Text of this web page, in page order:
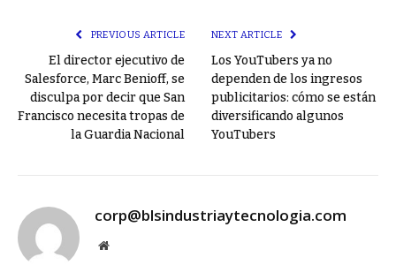
PREVIOUS ARTICLE
El director ejecutivo de
Salesforce, Marc Benioff, se
disculpa por decir que San
Francisco necesita tropas de
la Guardia Nacional
NEXT ARTICLE
Los YouTubers ya no
dependen de los ingresos
publicitarios: cómo se están
diversificando algunos
YouTubers
corp@blsindustriaytecnologia.com
Website